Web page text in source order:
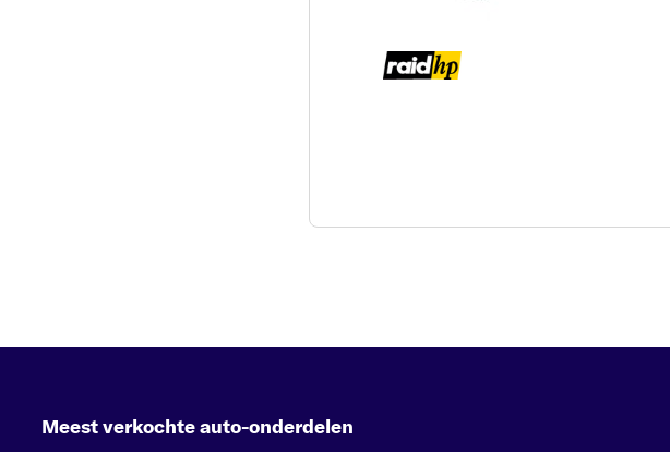
Meest verkochte auto-onderdelen